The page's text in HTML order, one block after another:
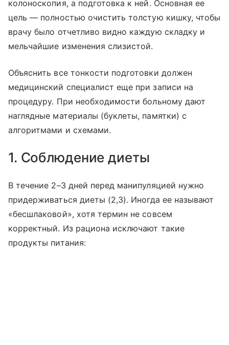
колоноскопия, а подготовка к ней. Основная ее
цель — полностью очистить толстую кишку, чтобы
врачу было отчетливо видно каждую складку и
мельчайшие изменения слизистой.
Объяснить все тонкости подготовки должен
медицинский специалист еще при записи на
процедуру. При необходимости больному дают
наглядные материалы (буклеты, памятки) с
алгоритмами и схемами.
1. Соблюдение диеты
В течение 2–3 дней перед манипуляцией нужно
придерживаться диеты (2,3). Иногда ее называют
«бесшлаковой», хотя термин не совсем
корректный. Из рациона исключают такие
продукты питания: